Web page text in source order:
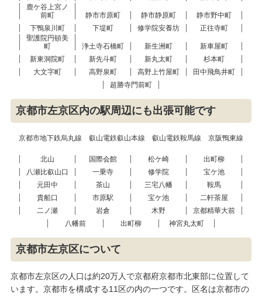
鹿ケ谷上宮ノ
前町
静市市原町 静市静原町
静市野中町
下鴨泉川町
下堤町 修学院安養坊
正往寺町
聖護院円頓美
町
浄土寺石橋町 新生洲町
新車屋町
新東洞院町
新先斗町 新丸太町
杉本町
大文字町
高野泉町 高野上竹屋町
田中飛鳥井町
超勝寺門前町
京都市左京区内の駅周辺にも出張可能です
京都市地下鉄烏丸線 叡山電鉄叡山本線 叡山電鉄鞍馬線 京阪鴨東線
北山 国際会館 松ケ崎
出町柳
八瀬比叡山口
一乗寺 修学院
宝ケ池
元田中
茶山 三宅八幡
鞍馬
貴船口
市原駅 宝ケ池
二軒茶屋
二ノ瀬
岩倉 木野
京都精華大前
八幡前
出町柳 神宮丸太町
京都市左京区について
京都市左京区の人口は約20万人で京都府京都市北東部に位置して
います。京都市を構成する11区の内の一つです。区名は京都市の